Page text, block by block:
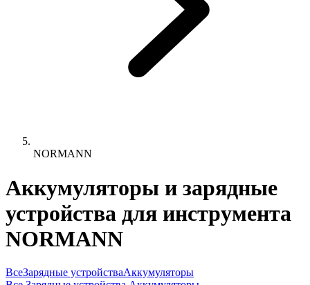
NORMANN
Аккумуляторы и зарядные
устройства для инструмента
NORMANN
ВсеЗарядные устройстваАккумуляторы